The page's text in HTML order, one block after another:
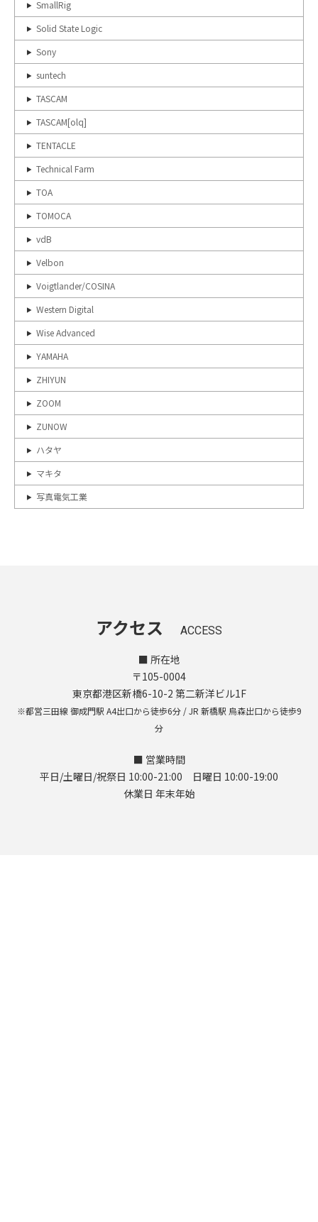
SmallRig
Solid State Logic
Sony
suntech
TASCAM
TASCAM[olq]
TENTACLE
Technical Farm
TOA
TOMOCA
vdB
Velbon
Voigtlander/COSINA
Western Digital
Wise Advanced
YAMAHA
ZHIYUN
ZOOM
ZUNOW
ハタヤ
マキタ
写真電気工業
アクセス ACCESS
■ 所在地
〒105-0004
東京都港区新橋6-10-2 第二新洋ビル1F
※都営三田線 御成門駅 A4出口から徒歩6分 / JR 新橋駅 烏森出口から徒歩9
分
■ 営業時間
平日/土曜日/祝祭日 10:00-21:00 日曜日 10:00-19:00
休業日 年末年始